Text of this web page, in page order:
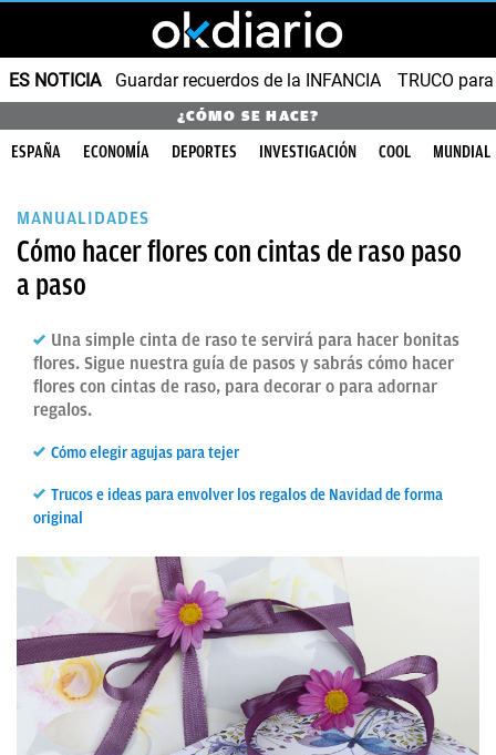
ES NOTICIA Guardar recuerdos de la INFANCIA TRUCO
¿CÓMO SE HACE?
ESPAÑA ECONOMÍA DEPORTES INVESTIGACIÓN COOL MUNDIAL
MANUALIDADES
Cómo hacer flores con cintas de raso paso
a paso
Una simple cinta de raso te servirá para hacer bonitas
flores. Sigue nuestra guía de pasos y sabrás cómo hacer
flores con cintas de raso, para decorar o para adornar
regalos.
Cómo elegir agujas para tejer
Trucos e ideas para envolver los regalos de Navidad de forma
original